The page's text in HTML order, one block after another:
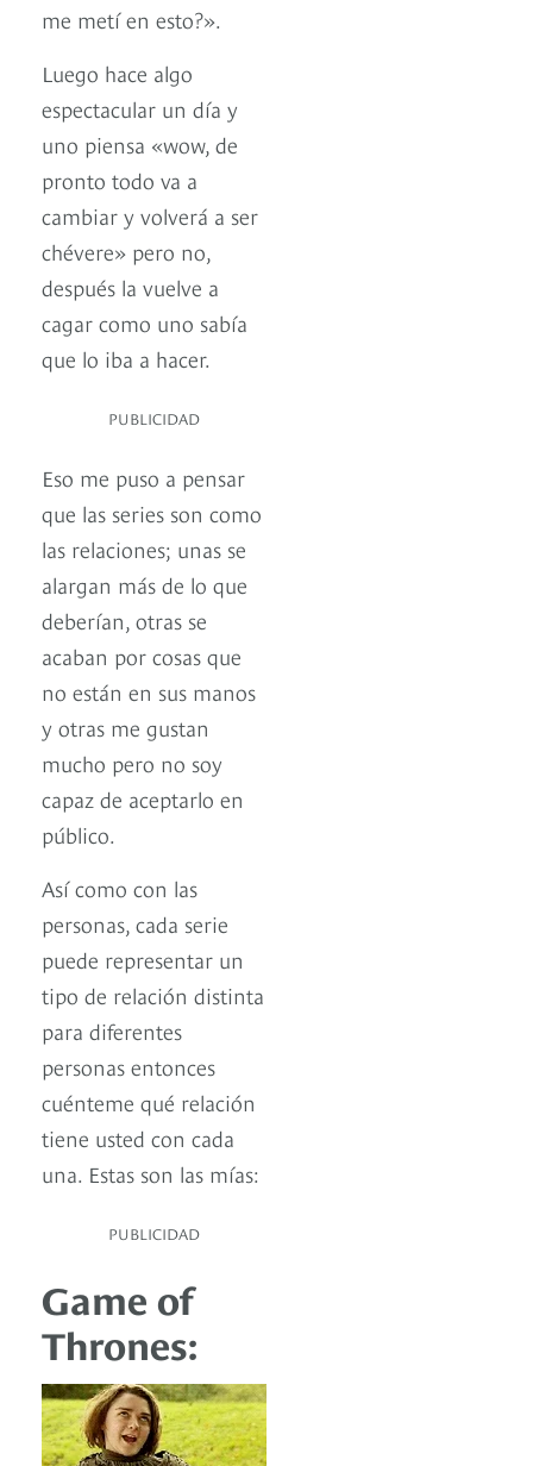
me metí en esto?».
Luego hace algo
espectacular un día y
uno piensa «wow, de
pronto todo va a
cambiar y volverá a ser
chévere» pero no,
después la vuelve a
cagar como uno sabía
que lo iba a hacer.
PUBLICIDAD
Eso me puso a pensar
que las series son como
las relaciones; unas se
alargan más de lo que
deberían, otras se
acaban por cosas que
no están en sus manos
y otras me gustan
mucho pero no soy
capaz de aceptarlo en
público.
Así como con las
personas, cada serie
puede representar un
tipo de relación distinta
para diferentes
personas entonces
cuénteme qué relación
tiene usted con cada
una. Estas son las mías:
PUBLICIDAD
Game of
Thrones: